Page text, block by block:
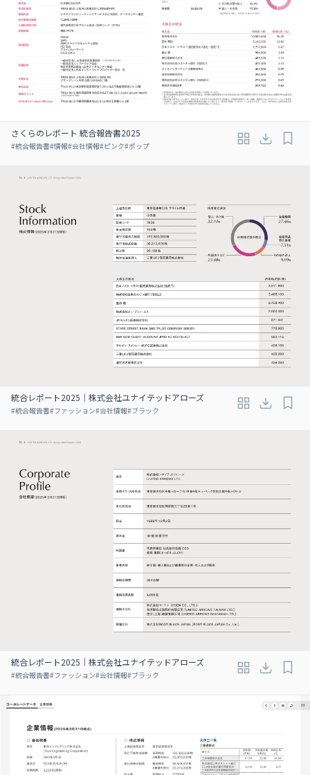
さくらのレポート 統合報告書2025
#統合報告書#情報#会社情報#ピンク#ポップ
統合レポート2025｜株式会社ユナイテッドアローズ
#統合報告書#ファッション#会社情報#ブラック
統合レポート2025｜株式会社ユナイテッドアローズ
#統合報告書#ファッション#会社情報#ブラック